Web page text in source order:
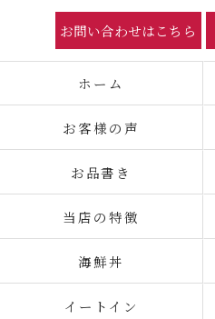
お問い合わせはこちら
ホーム
お客様の声
お品書き
当店の特徴
海鮮丼
イートイン